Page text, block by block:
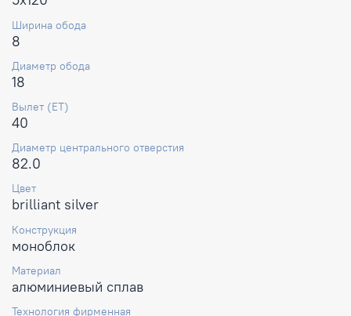
Ширина обода
8
Диаметр обода
18
Вылет (ET)
40
Диаметр центрального отверстия
82.0
Цвет
brilliant silver
Конструкция
моноблок
Материал
алюминиевый сплав
Технология фирменная